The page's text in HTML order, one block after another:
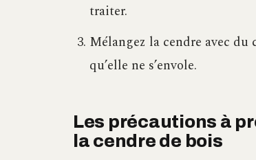
traiter.
Mélangez la cendre avec
qu’elle ne s’envole.
Les précautions à
la cendre de bois